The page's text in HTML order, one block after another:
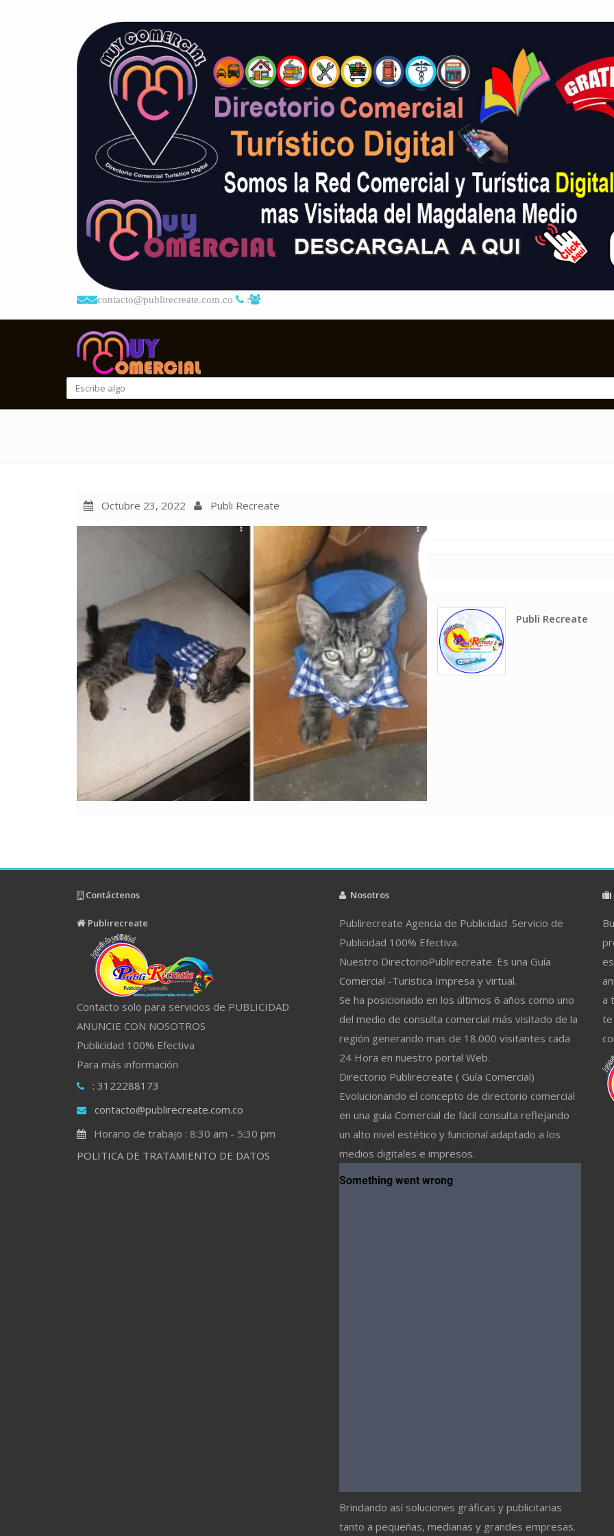
contacto@publirecreate.com.co :
Octubre 23, 2022 Publi Recreate
Publi Recreate
Contáctenos
Publirecreate
Contacto solo para servicios de PUBLICIDAD
ANUNCIE CON NOSOTROS
Publicidad 100% Efectiva
Para más información
: 3122288173
contacto@publirecreate.com.co
Horario de trabajo : 8:30 am - 5:30 pm
POLITICA DE TRATAMIENTO DE DATOS
Nosotros
Publirecreate Agencia de Publicidad .Servicio de
Publicidad 100% Efectiva.
Nuestro DirectorioPublirecreate. Es una Guía
Comercial -Turistica Impresa y virtual.
Se ha posicionado en los últimos 6 años como uno
del medio de consulta comercial más visitado de la
región generando mas de 18.000 visitantes cada
24 Hora en nuestro portal Web.
Directorio Publirecreate ( Guía Comercial)
Evolucionando el concepto de directorio comercial
en una guía Comercial de fácil consulta reflejando
un alto nivel estético y funcional adaptado a los
medios digitales e impresos.
Brindando así soluciones gráficas y publicitarias
tanto a pequeñas, medianas y grandes empresas.
a
te